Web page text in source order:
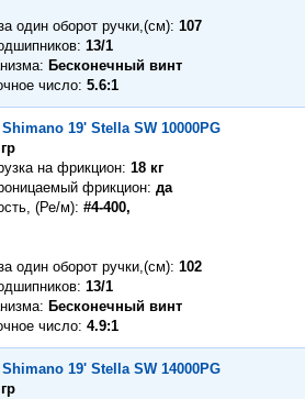
один оборот ручки,(см) 107
13/1
Бесконечный винт
число 5.6:1
19' Stella SW 10000PG
на фрикцион 18 кг
фрикцион да
(Ре/м) #4-400,
один оборот ручки,(см) 102
13/1
Бесконечный винт
число 4.9:1
19' Stella SW 14000PG